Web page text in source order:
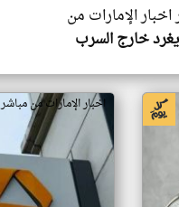
اخبار الإمارات من
خارج السرب
اخبار الإمارات من مباشر